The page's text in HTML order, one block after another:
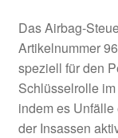
Das Airbag-
Artikelnummer
speziell für den
Schlüsselrolle
indem es
der Insassen